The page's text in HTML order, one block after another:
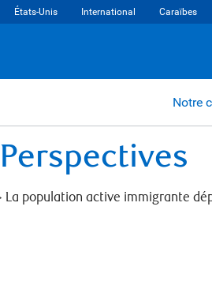
États-Unis International Caraïbes
Notre
Perspectives